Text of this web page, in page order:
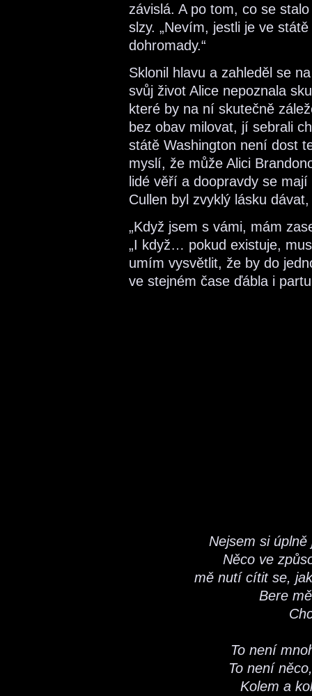
závislá. A po tom, co se
slzy. „Nevím, jestli je ve
dohromady.“
Sklonil hlavu a zahleděl se
svůj život Alice nepoznala
které by na ní skutečně
bez obav milovat, jí sebrali
státě Washington není dost
myslí, že může Alici
lidé věří a doopravdy se
Cullen byl zvyklý lásku
„Když jsem s vámi, mám
„I když… pokud existuje,
umím vysvětlit, že by do
ve stejném čase ďábla i
Nejsem si
Něco ve
mě nutí cítit se,
Bere
To není
To není
Kolem a